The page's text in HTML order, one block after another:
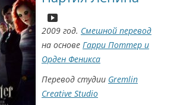
2009 год. Смешной перевод
на основе Гарри Поттер и
Орден Феникса
Перевод студии Gremlin
Creative Studio